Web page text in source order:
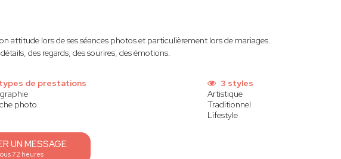
attitude lors de ses séances photos et particulièrement lors de mariages.
des regards, des sourires, des émotions.
de prestations
photo
3 styles
Artistique
Traditionnel
Lifestyle
UN MESSAGE
72 heures